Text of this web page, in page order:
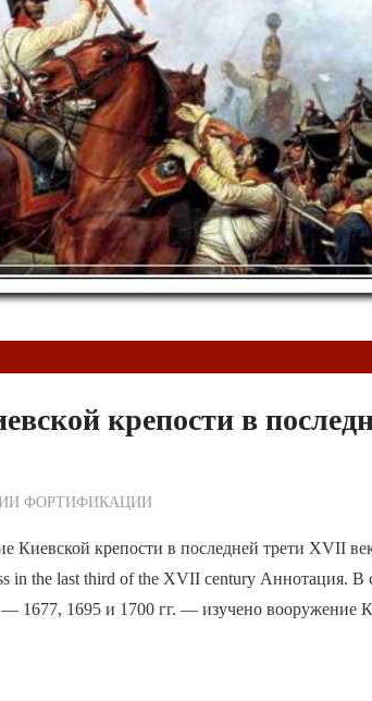
крепости в
Редакции
ФОРТИФИКАЦИИ
крепости в последней трети XVII
in the last third of the XVII century Аннотация. В
1677, 1695 и 1700 гг. — изучено вооружение